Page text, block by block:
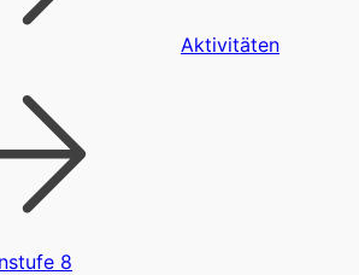
Aktivitäten
8